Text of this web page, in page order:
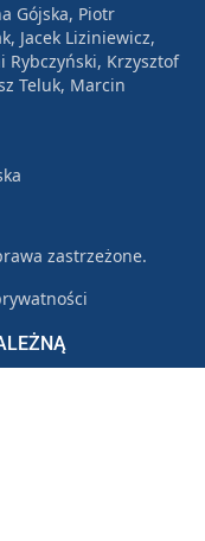
Gójska, Piotr
Jacek Liziniewicz,
Rybczyński, Krzysztof
Teluk, Marcin
zastrzeżone.